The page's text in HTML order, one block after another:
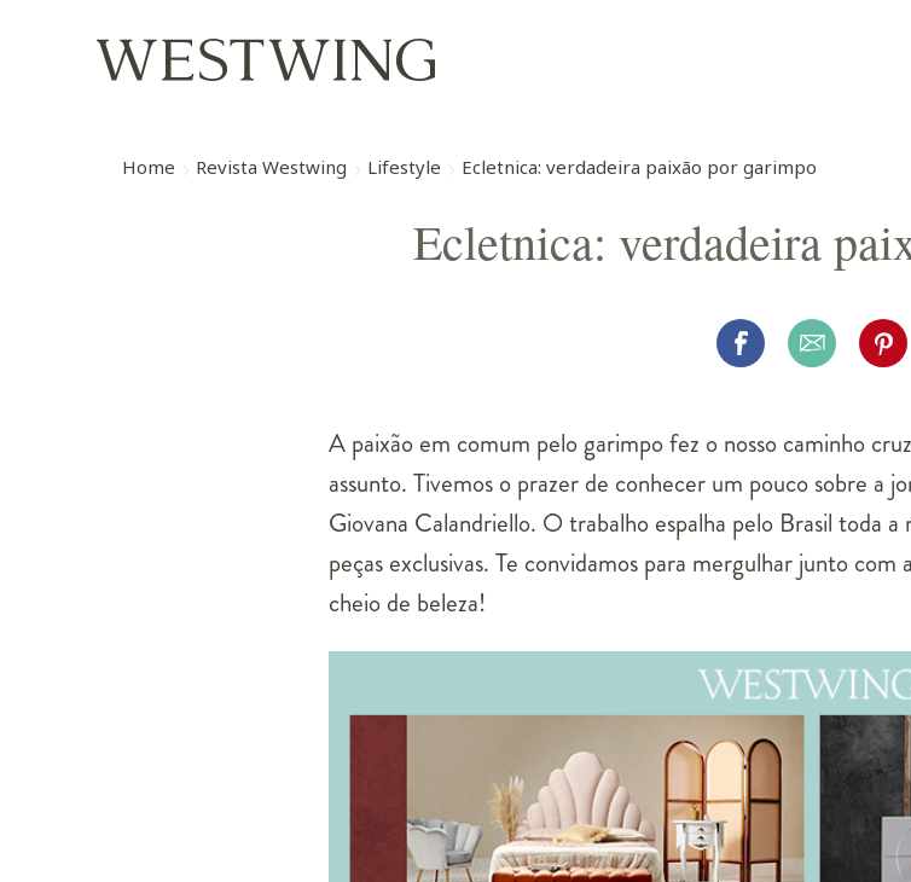
Home Revista Westwing Lifestyle Ecletnica: verdadeira paixão por garimpo
Ecletnica: verdadeira
A paixão em comum pelo garimpo fez o nosso caminho
assunto. Tivemos o prazer de conhecer um pouco sobre a
Giovana Calandriello. O trabalho espalha pelo Brasil toda a
peças exclusivas. Te convidamos para mergulhar junto
cheio de beleza!